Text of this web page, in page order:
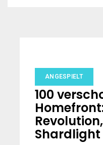
ANGESPIELT
100
Shardlight